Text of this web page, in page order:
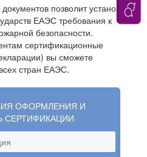
позволит установить
ЕАЭС требования к
безопасности.
сертификационные
вы сможете
стран ЕАЭС.
ОФОРМЛЕНИЯ И
СЕРТИФИКАЦИИ